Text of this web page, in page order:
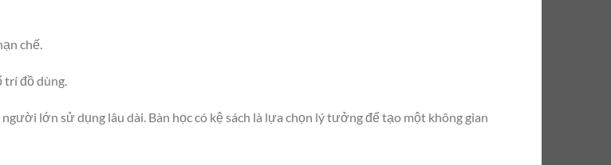
chế.
trí đồ dùng.
lớn sử dụng lâu dài. Bàn học có kệ sách là lựa chọn lý tưởng để tạo một không gian